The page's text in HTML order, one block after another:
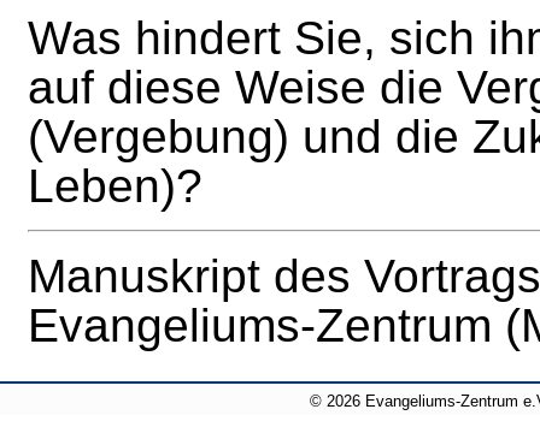
Was hindert Sie, sich
auf diese Weise die
(Vergebung) und die
Leben)?
Manuskript des
Evangeliums-Zentrum
© 2026 Evangeliums-Zentrum